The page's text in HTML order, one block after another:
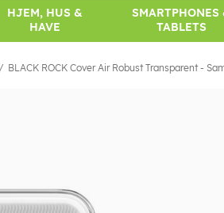
HJEM, HUS &
HAVE
SMARTPHONES
TABLETS
BLACK ROCK Cover Air Robust Transparent -